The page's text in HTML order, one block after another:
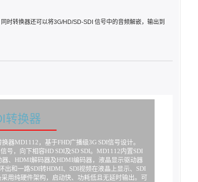
转换器还可以将3G/HD/SD-SDI 信号中的音频解嵌，输出到
转换器
器MD1112，基于FHD广播级3G SDI信号设计。
号，向下相容HD SDI及SD SDI。MD1112内置SDI
、HDMI解码器及HDMI编码器，液晶显示驱动器
出和一路SDI转HDMI、SDI视频在液晶上显示、SDI
用纯硬件架构，启动快、功耗低且无延时输出。可